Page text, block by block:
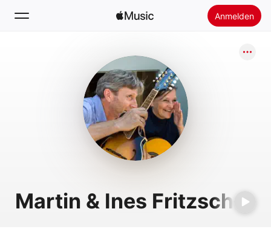
Anmelden
Apple Music installieren
Martin & Ines Fritzsch